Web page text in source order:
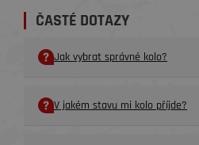
ČASTÉ DOTAZY
Jak vybrat správné kolo?
V jakém stavu mi kolo příjde?